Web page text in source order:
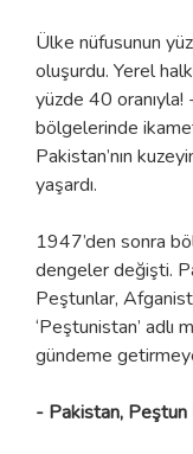
Ülke nüfusunun
oluşurdu. Yerel
yüzde 40 oranıyla!
bölgelerinde
Pakistan’nın
yaşardı.
1947’den sonra
dengeler değişti.
Peştunlar,
‘Peştunistan’ adlı
gündeme
- Pakistan, Peştun